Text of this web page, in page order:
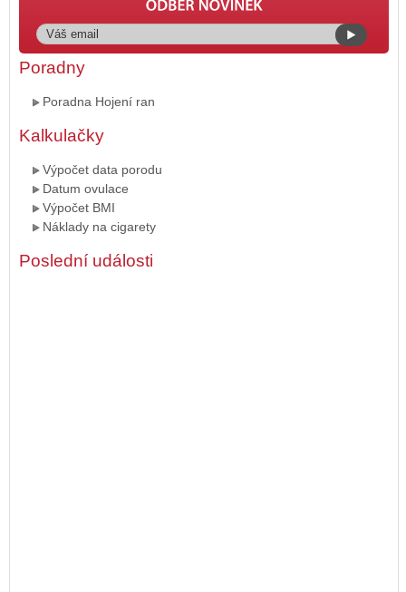
Poradny
Poradna Hojení ran
Kalkulačky
Výpočet data porodu
Datum ovulace
Výpočet BMI
Náklady na cigarety
Poslední události